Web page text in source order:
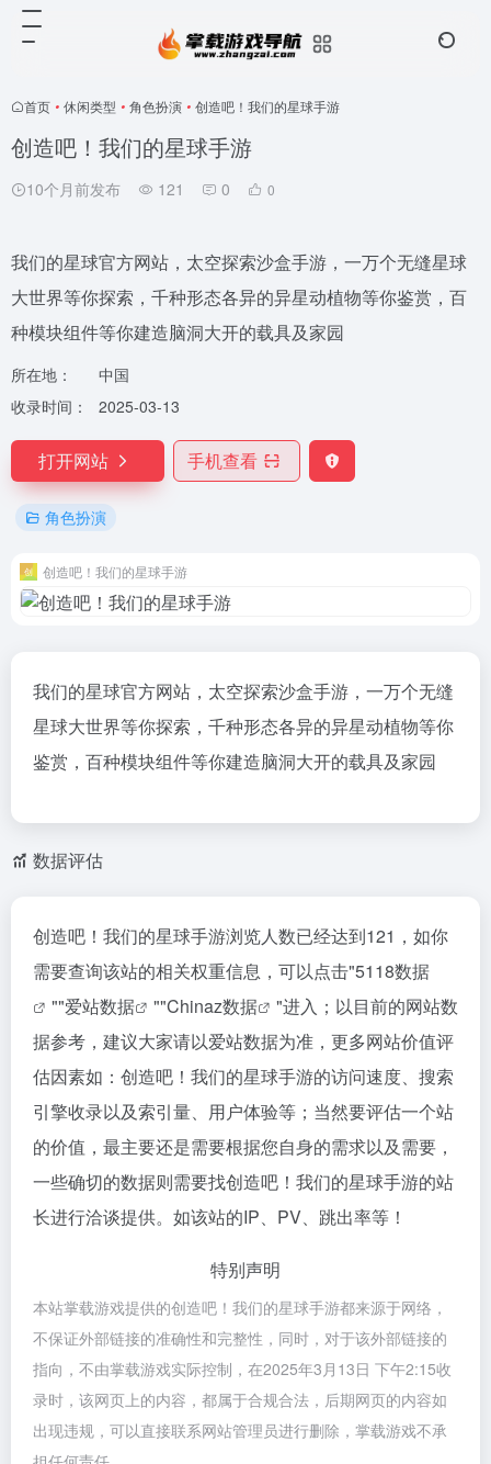
首页 • 休闲类型 • 角色扮演 • 创造吧！我们的星球手游
创造吧！我们的星球手游
10个月前发布 121 0 0
我们的星球官方网站，太空探索沙盒手游，一万个无缝星球
大世界等你探索，千种形态各异的异星动植物等你鉴赏，百
种模块组件等你建造脑洞大开的载具及家园
所在地：
中国
收录时间：
2025-03-13
打开网站 手机查看
角色扮演
创造吧！我们的星球手游
我们的星球官方网站，太空探索沙盒手游，一万个无缝
星球大世界等你探索，千种形态各异的异星动植物等你
鉴赏，百种模块组件等你建造脑洞大开的载具及家园
数据评估
创造吧！我们的星球手游浏览人数已经达到121，如你
需要查询该站的相关权重信息，可以点击"5118数据
""爱站数据 ""Chinaz数据
"进入；以目前的网站数
据参考，建议大家请以爱站数据为准，更多网站价值评
估因素如：创造吧！我们的星球手游的访问速度、搜索
引擎收录以及索引量、用户体验等；当然要评估一个站
的价值，最主要还是需要根据您自身的需求以及需要，
一些确切的数据则需要找创造吧！我们的星球手游的站
长进行洽谈提供。如该站的IP、PV、跳出率等！
特别声明
本站掌载游戏提供的创造吧！我们的星球手游都来源于网络，
不保证外部链接的准确性和完整性，同时，对于该外部链接的
指向，不由掌载游戏实际控制，在2025年3月13日 下午2:15收
录时，该网页上的内容，都属于合规合法，后期网页的内容如
出现违规，可以直接联系网站管理员进行删除，掌载游戏不承